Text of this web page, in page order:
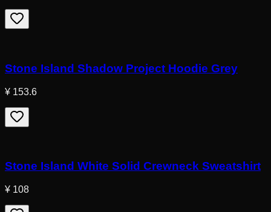
Stone Island Shadow Project Hoodie Grey
¥ 153.6
Stone Island White Solid Crewneck Sweatshirt
¥ 108